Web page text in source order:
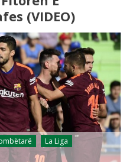
(VIDEO)
La Liga